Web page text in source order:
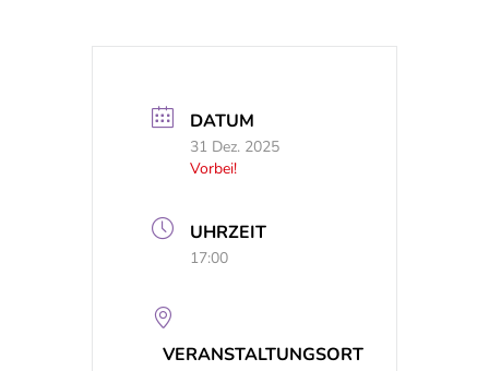
DATUM
31 Dez. 2025
Vorbei!
UHRZEIT
17:00
VERANSTALTUNGSORT